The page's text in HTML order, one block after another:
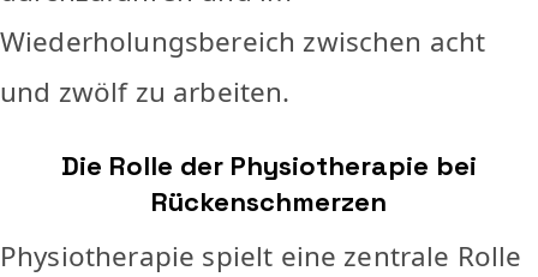
Wiederholungsbereich zwischen acht
und zwölf zu arbeiten.
Die Rolle der Physiotherapie bei
Rückenschmerzen
Physiotherapie spielt eine zentrale Rolle